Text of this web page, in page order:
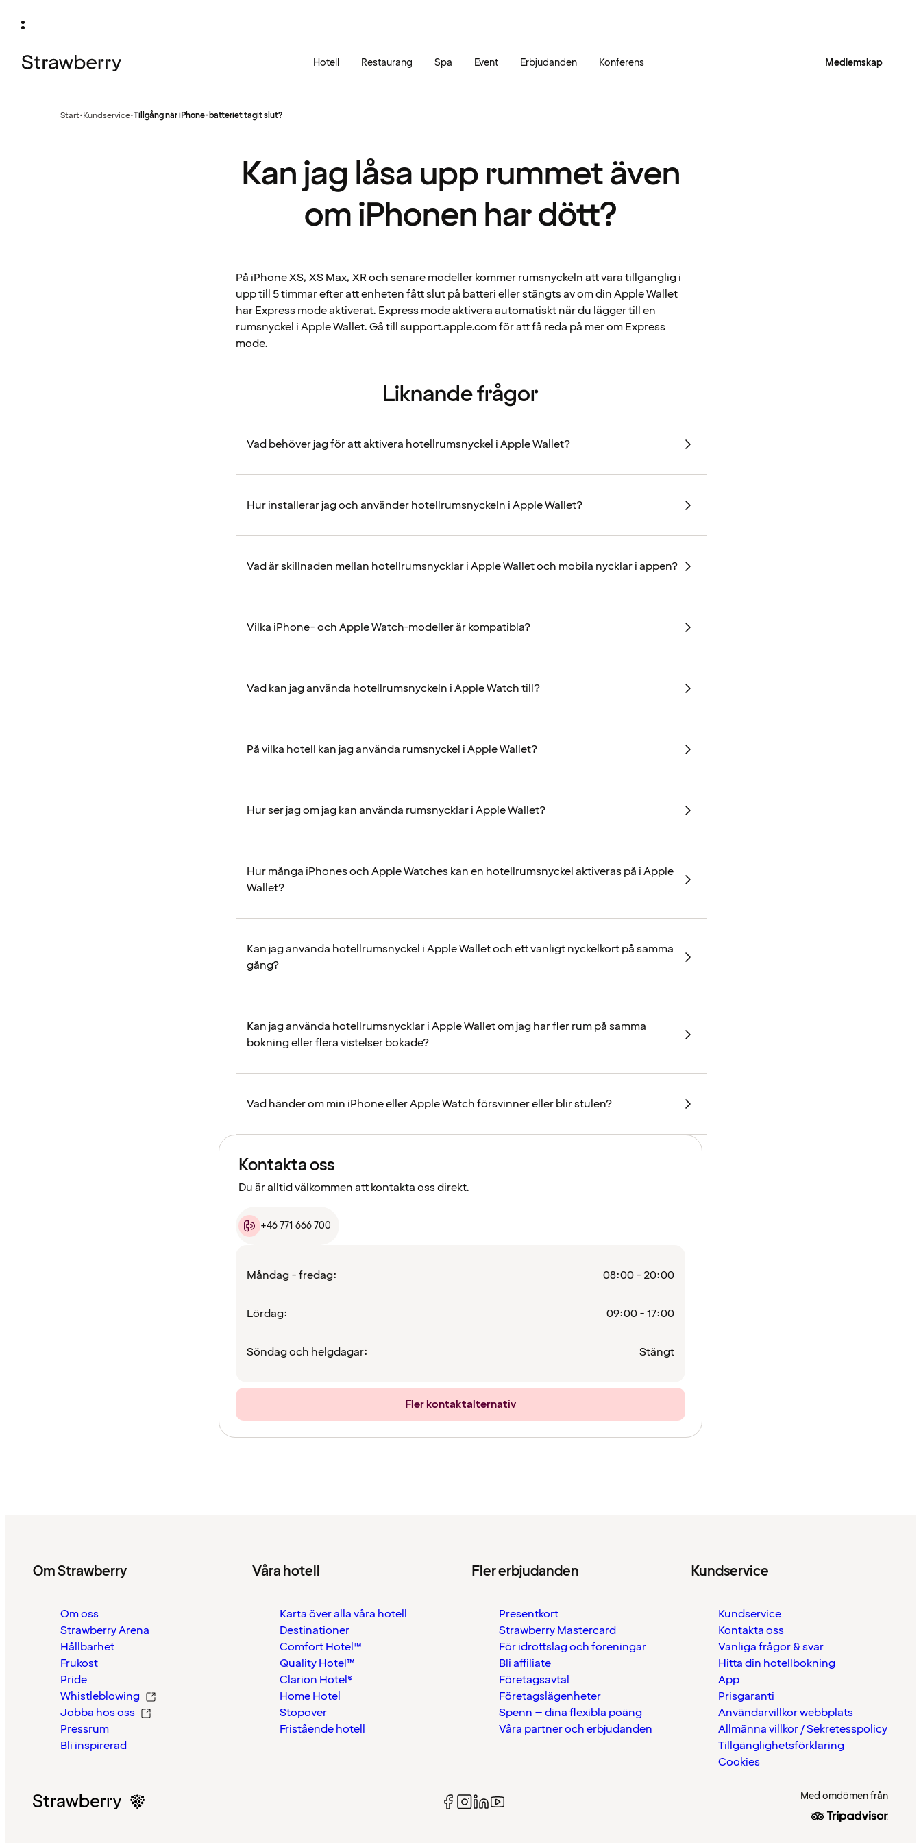
Hotell Restaurang Spa Event Erbjudanden Konferens Medlemskap
Start•Föregående
Kundservice•Tillgång när iPhone-batteriet tagit slut?
Kan jag låsa upp rummet även
om iPhonen har dött?
På iPhone XS, XS Max, XR och senare modeller kommer rumsnyckeln att vara tillgänglig i
upp till 5 timmar efter att enheten fått slut på batteri eller stängts av om din Apple Wallet
har Express mode aktiverat. Express mode aktivera automatiskt när du lägger till en
rumsnyckel i Apple Wallet. Gå till support.apple.com för att få reda på mer om Express
mode.
Liknande frågor
Vad behöver jag för att aktivera hotellrumsnyckel i Apple Wallet?
Hur installerar jag och använder hotellrumsnyckeln i Apple Wallet?
Vad är skillnaden mellan hotellrumsnycklar i Apple Wallet och mobila nycklar i appen?
Vilka iPhone- och Apple Watch-modeller är kompatibla?
Vad kan jag använda hotellrumsnyckeln i Apple Watch till?
På vilka hotell kan jag använda rumsnyckel i Apple Wallet?
Hur ser jag om jag kan använda rumsnycklar i Apple Wallet?
Hur många iPhones och Apple Watches kan en hotellrumsnyckel aktiveras på i Apple
Wallet?
Kan jag använda hotellrumsnyckel i Apple Wallet och ett vanligt nyckelkort på samma
gång?
Kan jag använda hotellrumsnycklar i Apple Wallet om jag har fler rum på samma
bokning eller flera vistelser bokade?
Vad händer om min iPhone eller Apple Watch försvinner eller blir stulen?
Kontakta oss
Du är alltid välkommen att kontakta oss direkt.
+46 771 666 700
Måndag - fredag: 08:00 - 20:00
Lördag: 09:00 - 17:00
Söndag och helgdagar: Stängt
Fler kontaktalternativ
Om Strawberry
Om oss
Strawberry Arena
Hållbarhet
Frukost
Pride
Whistleblowing
Jobba hos oss
Pressrum
Bli inspirerad
Våra hotell
Karta över alla våra hotell
Destinationer
Comfort Hotel™
Quality Hotel™
Clarion Hotel®
Home Hotel
Stopover
Fristående hotell
Fler erbjudanden
Presentkort
Strawberry Mastercard
För idrottslag och föreningar
Bli affiliate
Företagsavtal
Företagslägenheter
Spenn – dina flexibla poäng
Våra partner och erbjudanden
Kundservice
Kundservice
Kontakta oss
Vanliga frågor & svar
Hitta din hotellbokning
App
Prisgaranti
Användarvillkor webbplats
Allmänna villkor / Sekretesspolicy
Tillgänglighetsförklaring
Cookies
Med omdömen från